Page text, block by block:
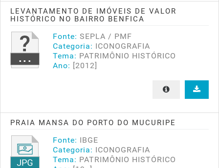
LEVANTAMENTO DE IMÓVEIS DE VALOR
HISTÓRICO NO BAIRRO BENFICA
Fonte: SEPLA / PMF
Categoria: ICONOGRAFIA
Tema: PATRIMÔNIO HISTÓRICO
Ano: [2012]
PRAIA MANSA DO PORTO DO MUCURIPE
Fonte: IBGE
Categoria: ICONOGRAFIA
Tema: PATRIMÔNIO HISTÓRICO